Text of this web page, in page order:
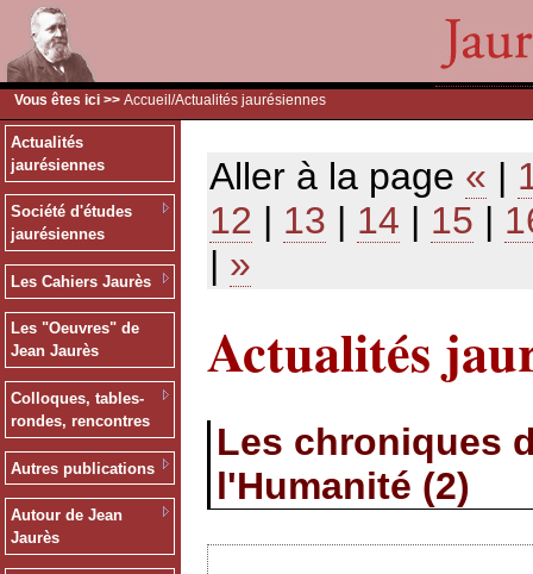
Vous êtes ici >> Accueil /Actualités jaurésiennes
Actualités
jaurésiennes
Société d'études
jaurésiennes
Les Cahiers Jaurès
Les "Oeuvres" de
Jean Jaurès
Colloques, tables-
rondes, rencontres
Autres publications
Autour de Jean
Jaurès
Aller à la page « |
12 | 13 | 14 | 15 |
| »
Actualités
Les chroniques
l'Humanité (2)